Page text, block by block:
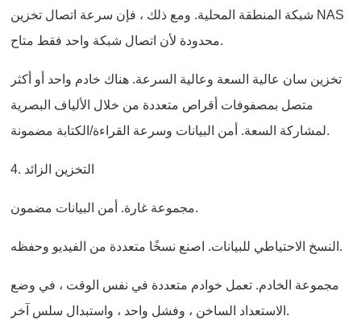
شبكة المنطقة المحلية. ومع ذلك ، فإن سرعة اتصال تخزين NAS
محدودة لأن اتصال شبكة واحد فقط متاح.
تخزين سان عالية السعة وعالية السرعة. هناك خادم واحد أو أكثر
متصل بمصفوفات أقراص متعددة من خلال الألياف البصرية
لمشاركة السعة. أمن البيانات وسرعة القراءة/الكتابة مضمونة.
4. التخزين الزائد
مجموعة غارة. أمن البيانات مضمون.
النسخ الاحتياطي للبيانات. اصنع نسخًا متعددة من الفيديو وحفظه.
مجموعة الخادم. تعمل خوادم متعددة في نفس الوقت ، في وضع
الاستعداد الساخن ، وفشل واحد ، واستبدال سلس آخر.